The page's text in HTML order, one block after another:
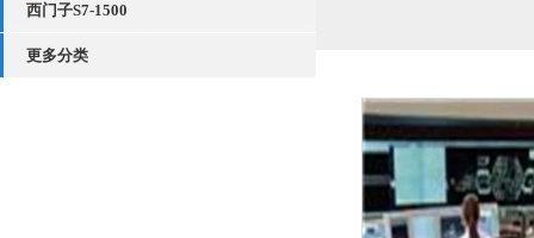
西门子S7-1500
更多分类